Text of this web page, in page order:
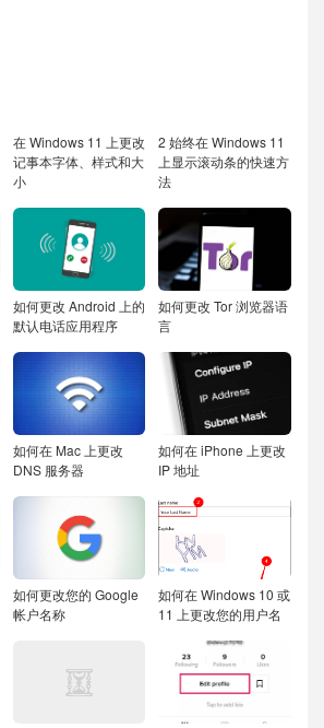
在 Windows 11 上更改
记事本字体、样式和大
小
2 始终在 Windows 11
上显示滚动条的快速方
法
如何更改 Android 上的
默认电话应用程序
如何更改 Tor 浏览器语
言
如何在 Mac 上更改
DNS 服务器
如何在 iPhone 上更改
IP 地址
如何更改您的 Google
帐户名称
如何在 Windows 10 或
11 上更改您的用户名